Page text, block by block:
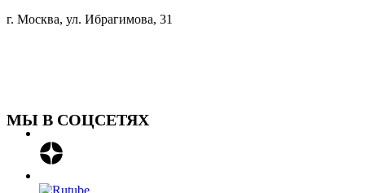
г. Москва, ул. Ибрагимова, 31
МЫ В СОЦСЕТЯХ